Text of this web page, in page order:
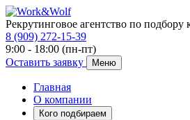
Рекрутинговое агентство по
8 (909) 272-15-39
9:00 - 18:00 (пн-пт)
Оставить заявку
Меню
Главная
О компании
Кого подбираем